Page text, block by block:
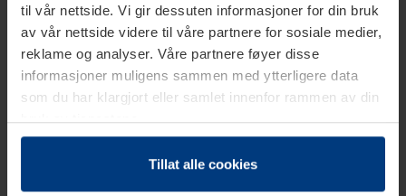
til vår nettside. Vi gir dessuten informasjoner for din bruk
av vår nettside videre til våre partnere for sosiale medier,
reklame og analyser. Våre partnere føyer disse
informasjoner muligens sammen med ytterligere data
som du har klargjort eller samlet innenfor rammen av din
bruk av tjenestene.
Etter loven kan vi lagre informasjonskapsler på din
datamaskin, hvis disse er absolutt nødvendig for drift av
Tillat alle cookies